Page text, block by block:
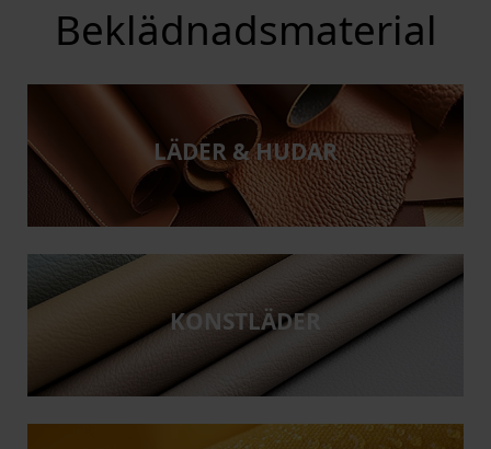
Beklädnadsmaterial
LÄDER & HUDAR
KONSTLÄDER